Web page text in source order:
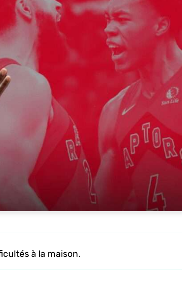
à la maison.